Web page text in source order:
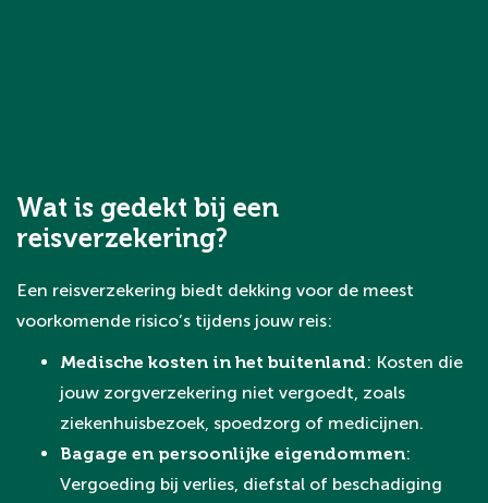
Wat is gedekt bij een
reisverzekering?
Een reisverzekering biedt dekking voor de meest
voorkomende risico’s tijdens jouw reis:
Medische kosten in het buitenland: Kosten die
jouw zorgverzekering niet vergoedt, zoals
ziekenhuisbezoek, spoedzorg of medicijnen.
Bagage en persoonlijke eigendommen:
Vergoeding bij verlies, diefstal of beschadiging